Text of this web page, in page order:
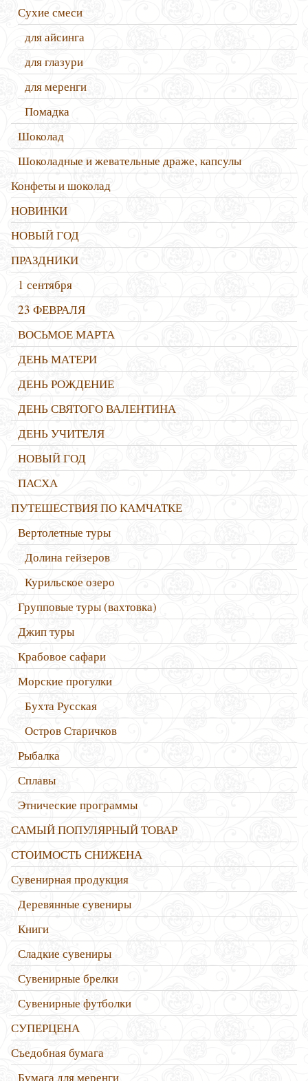
Сухие смеси
для айсинга
для глазури
для меренги
Помадка
Шоколад
Шоколадные и жевательные драже, капсулы
Конфеты и шоколад
НОВИНКИ
НОВЫЙ ГОД
ПРАЗДНИКИ
1 сентября
23 ФЕВРАЛЯ
ВОСЬМОЕ МАРТА
ДЕНЬ МАТЕРИ
ДЕНЬ РОЖДЕНИЕ
ДЕНЬ СВЯТОГО ВАЛЕНТИНА
ДЕНЬ УЧИТЕЛЯ
НОВЫЙ ГОД
ПАСХА
ПУТЕШЕСТВИЯ ПО КАМЧАТКЕ
Вертолетные туры
Долина гейзеров
Курильское озеро
Групповые туры (вахтовка)
Джип туры
Крабовое сафари
Морские прогулки
Бухта Русская
Остров Старичков
Рыбалка
Сплавы
Этнические программы
САМЫЙ ПОПУЛЯРНЫЙ ТОВАР
СТОИМОСТЬ СНИЖЕНА
Сувенирная продукция
Деревянные сувениры
Книги
Сладкие сувениры
Сувенирные брелки
Сувенирные футболки
СУПЕРЦЕНА
Съедобная бумага
Бумага для меренги